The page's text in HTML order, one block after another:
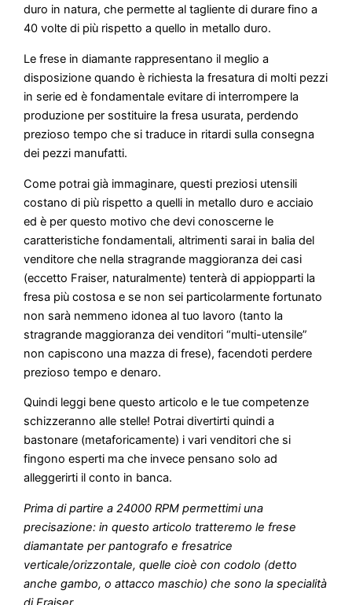
duro in natura, che permette al tagliente di durare fino a
40 volte di più rispetto a quello in metallo duro.
Le frese in diamante rappresentano il meglio a
disposizione quando è richiesta la fresatura di molti pezzi
in serie ed è fondamentale evitare di interrompere la
produzione per sostituire la fresa usurata, perdendo
prezioso tempo che si traduce in ritardi sulla consegna
dei pezzi manufatti.
Come potrai già immaginare, questi preziosi utensili
costano di più rispetto a quelli in metallo duro e acciaio
ed è per questo motivo che devi conoscerne le
caratteristiche fondamentali, altrimenti sarai in balia del
venditore che nella stragrande maggioranza dei casi
(eccetto Fraiser, naturalmente) tenterà di appiopparti la
fresa più costosa e se non sei particolarmente fortunato
non sarà nemmeno idonea al tuo lavoro (tanto la
stragrande maggioranza dei venditori “multi-utensile”
non capiscono una mazza di frese), facendoti perdere
prezioso tempo e denaro.
Quindi leggi bene questo articolo e le tue competenze
schizzeranno alle stelle! Potrai divertirti quindi a
bastonare (metaforicamente) i vari venditori che si
fingono esperti ma che invece pensano solo ad
alleggerirti il conto in banca.
Prima di partire a 24000 RPM permettimi una
precisazione: in questo articolo tratteremo le frese
diamantate per pantografo e fresatrice
verticale/orizzontale, quelle cioè con codolo (detto
anche gambo, o attacco maschio) che sono la specialità